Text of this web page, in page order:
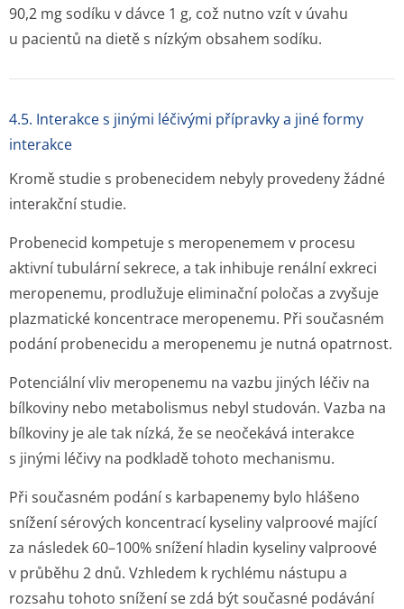
90,2 mg sodíku v dávce 1 g, což nutno vzít v úvahu
u pacientů na dietě s nízkým obsahem sodíku.
4.5. Interakce s jinými léčivými přípravky a jiné formy
interakce
Kromě studie s probenecidem nebyly provedeny žádné
interakční studie.
Probenecid kompetuje s meropenemem v procesu
aktivní tubulární sekrece, a tak inhibuje renální exkreci
meropenemu, prodlužuje eliminační poločas a zvyšuje
plazmatické koncentrace meropenemu. Při současném
podání probenecidu a meropenemu je nutná opatrnost.
Potenciální vliv meropenemu na vazbu jiných léčiv na
bílkoviny nebo metabolismus nebyl studován. Vazba na
bílkoviny je ale tak nízká, že se neočekává interakce
s jinými léčivy na podkladě tohoto mechanismu.
Při současném podání s karbapenemy bylo hlášeno
snížení sérových koncentrací kyseliny valproové mající
za následek 60–100% snížení hladin kyseliny valproové
v průběhu 2 dnů. Vzhledem k rychlému nástupu a
rozsahu tohoto snížení se zdá být současné podávání